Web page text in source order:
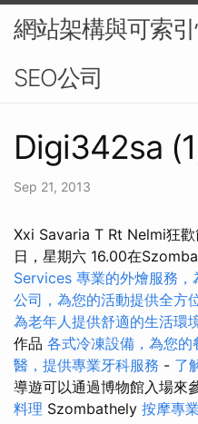
網站架構與可索
SEO公司
Digi342sa
Sep 21, 2013
Xxi Savaria T Rt Nelmi狂
日，星期六 16.00在
Services 專業的外燴服務
公司，為您的活動提供全方
為老年人提供舒適的生活環
作品 各式冷凍設備，為您
醫，提供專業牙科服務 - 了
導遊可以通過博物館入場來
料理 Szombathely 按摩專